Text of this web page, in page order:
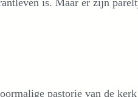
pastorie van de